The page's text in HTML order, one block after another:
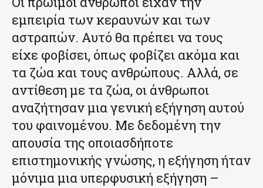
εμπειρία των κεραυνών και των
αστραπών. Αυτό θα πρέπει να τους
είχε φοβίσει, όπως φοβίζει ακόμα και
τα ζώα και τους ανθρώπους. Αλλά, σε
αντίθεση με τα ζώα, οι άνθρωποι
αναζήτησαν μια γενική εξήγηση αυτού
του φαινομένου. Με δεδομένη την
απουσία της οποιασδήποτε
επιστημονικής γνώσης, η εξήγηση ήταν
μόνιμα μια υπερφυσική εξήγηση –